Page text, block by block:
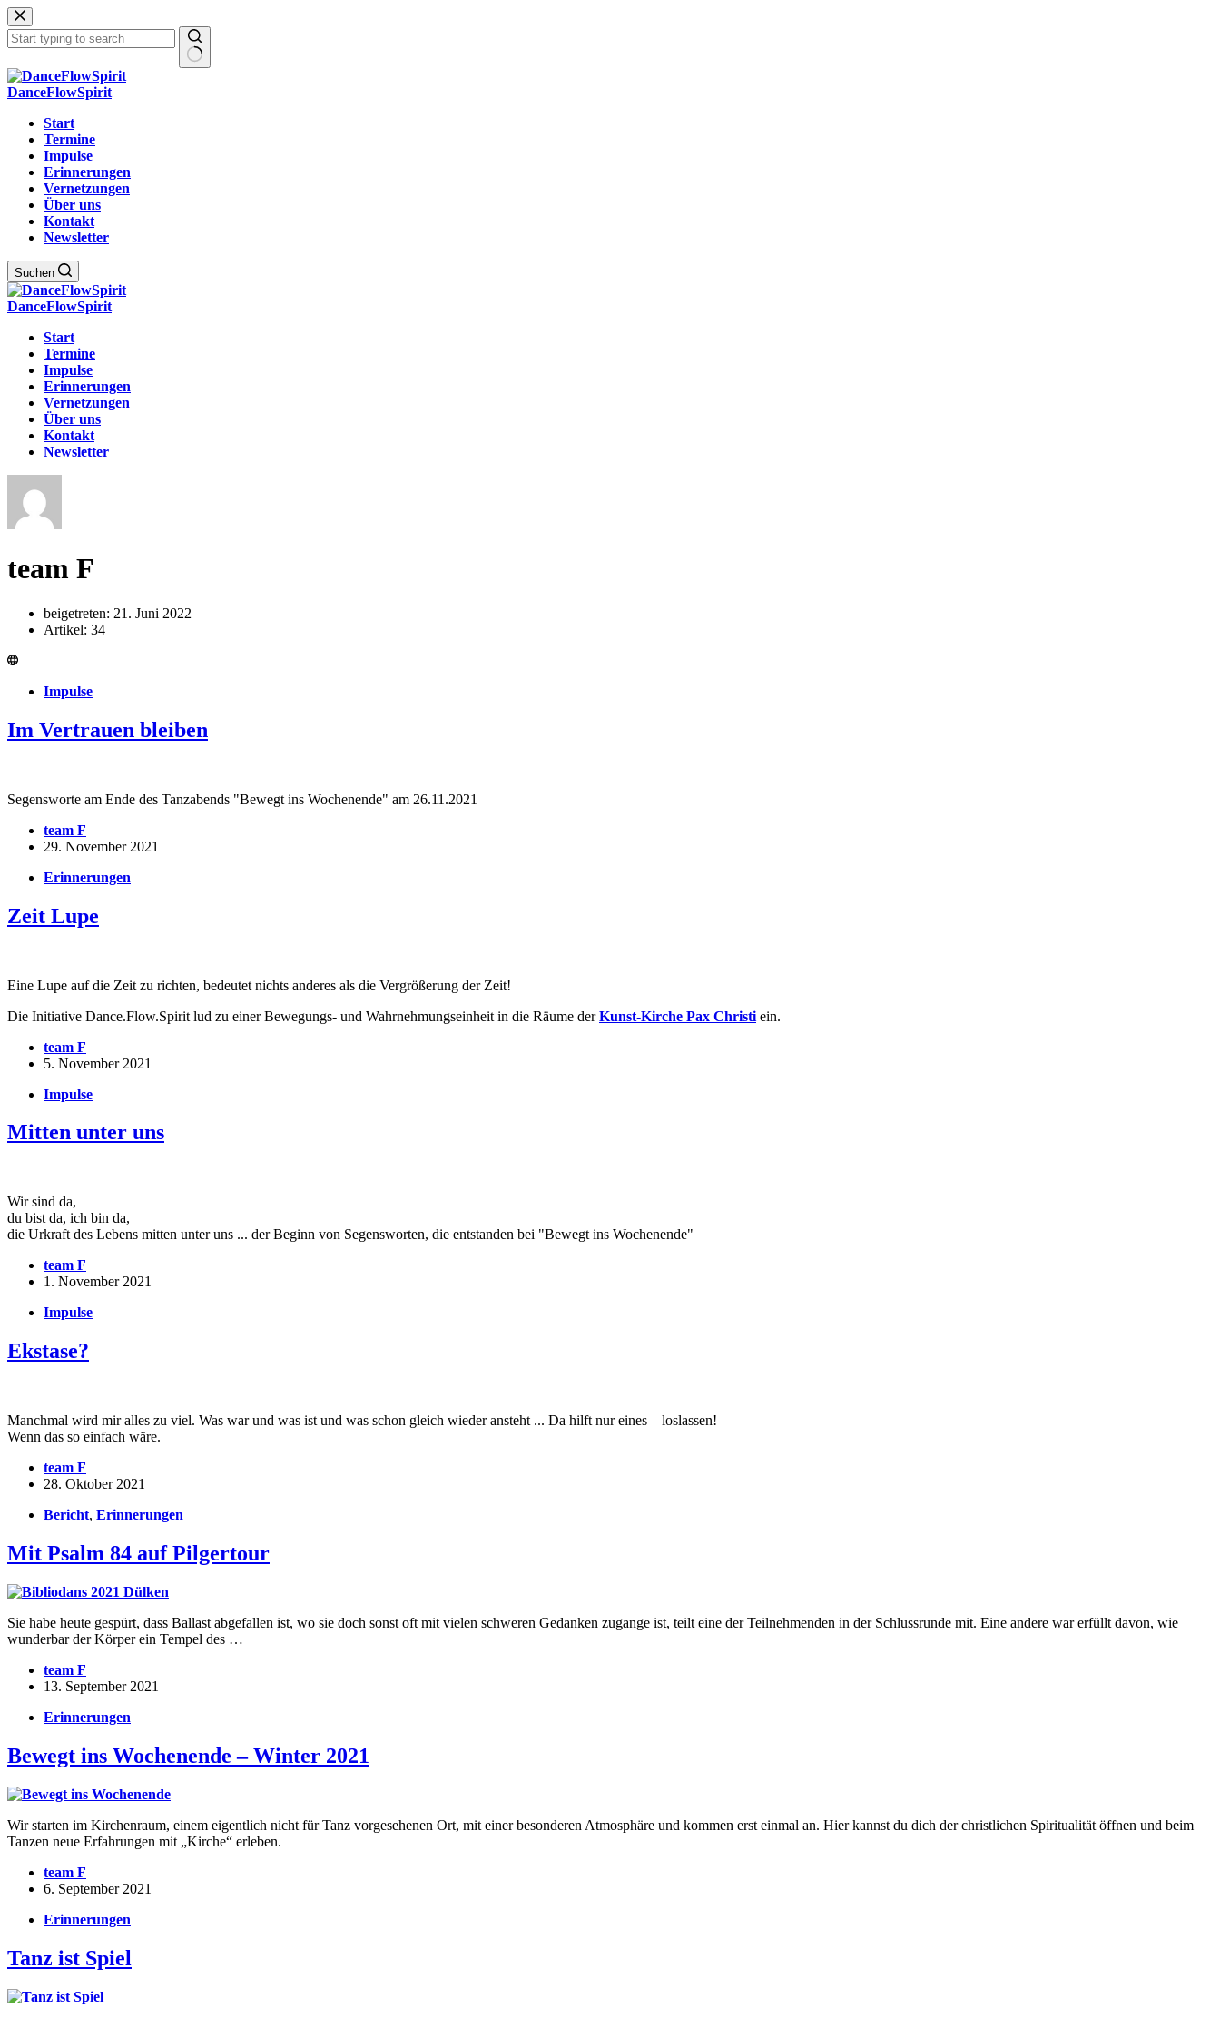
Zum
Inhalt
springen
Keine
Ergebnisse
DanceFlowSpirit
Start
Termine
Impulse
Erinnerungen
Vernetzungen
Über uns
Kontakt
Newsletter
Suchen
DanceFlowSpirit
Start
Termine
Impulse
Erinnerungen
Vernetzungen
Über uns
Kontakt
Newsletter
team F
beigetreten: 21. Juni 2022
Artikel: 34
Impulse
Im Vertrauen bleiben
Segensworte am Ende des Tanzabends "Bewegt ins Wochenende" am 26.11.2021
team F
29. November 2021
Erinnerungen
Zeit Lupe
Eine Lupe auf die Zeit zu richten, bedeutet nichts anderes als die Vergrößerung der Zeit!
Die Initiative Dance.Flow.Spirit lud zu einer Bewegungs- und Wahrnehmungseinheit in die Räume derKunst-Kirche Pax Christi ein.
team F
5. November 2021
Impulse
Mitten unter uns
Wir sind da,
du bist da, ich bin da,
die Urkraft des Lebens mitten unter uns ... der Beginn von Segensworten, die entstanden bei "Bewegt ins Wochenende"
team F
1. November 2021
Impulse
Ekstase?
Manchmal wird mir alles zu viel. Was war und was ist und was schon gleich wieder ansteht ... Da hilft nur eines – loslassen!
Wenn das so einfach wäre.
team F
28. Oktober 2021
Bericht, Erinnerungen
Mit Psalm 84 auf Pilgertour
Sie habe heute gespürt, dass Ballast abgefallen ist, wo sie doch sonst oft mit vielen schweren Gedanken zugange ist, teilt eine der Teilnehmenden in der Schlussrunde mit. Eine andere war erfüllt davon, wie
wunderbar der Körper ein Tempel des …
team F
13. September 2021
Erinnerungen
Bewegt ins Wochenende – Winter 2021
Wir starten im Kirchenraum, einem eigentlich nicht für Tanz vorgesehenen Ort, mit einer besonderen Atmosphäre und kommen erst einmal an. Hier kannst du dich der christlichen Spiritualität öffnen und beim
Tanzen neue Erfahrungen mit „Kirche“ erleben.
team F
6. September 2021
Erinnerungen
Tanz ist Spiel